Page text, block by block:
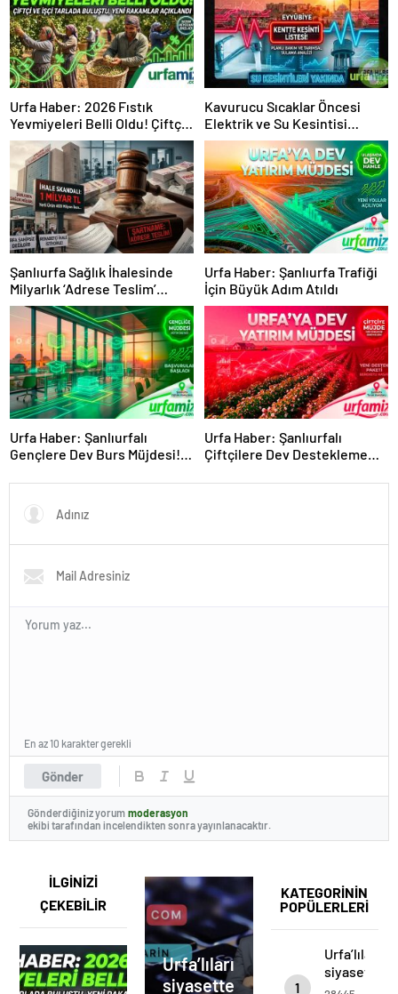
Urfa Haber: 2026 Fıstık
Yevmiyeleri Belli Oldu! Çiftçi
ve İşçi Tarlada Buluştu
Kavurucu Sıcaklar Öncesi
Elektrik ve Su Kesintisi
Alarmı!
Şanlıurfa Sağlık İhalesinde
Milyarlık ‘Adrese Teslim’
Skandalı İddiası!
Urfa Haber: Şanlıurfa Trafiği
İçin Büyük Adım Atıldı
Urfa Haber: Şanlıurfalı
Gençlere Dev Burs Müjdesi!
Urfa Haber: Şanlıurfalı
Çiftçilere Dev Destekleme
Gönder
En az 10 karakter gerekli
Gönderdiğiniz yorum moderasyon
ekibi tarafından incelendikten sonra yayınlanacaktır.
KATEGORİNİN
POPÜLERLERİ
1
Urfa’lıların
siyasetten
İLGİNİZİ
ÇEKEBİLİR
Urfa’lıların
siyasetten